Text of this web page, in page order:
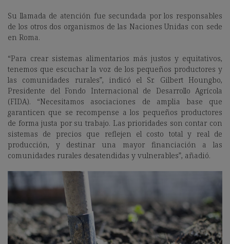
Su llamada de atención fue secundada por los responsables
de los otros dos organismos de las Naciones Unidas con sede
en Roma.
“Para crear sistemas alimentarios más justos y equitativos,
tenemos que escuchar la voz de los pequeños productores y
las comunidades rurales”, indicó el Sr. Gilbert Houngbo,
Presidente del Fondo Internacional de Desarrollo Agrícola
(FIDA). “Necesitamos asociaciones de amplia base que
garanticen que se recompense a los pequeños productores
de forma justa por su trabajo. Las prioridades son contar con
sistemas de precios que reflejen el costo total y real de
producción, y destinar una mayor financiación a las
comunidades rurales desatendidas y vulnerables”, añadió.